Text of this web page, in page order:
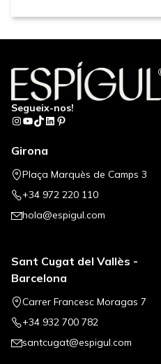
Segueix-nos!
Instagram
YouTube
TikTok
LinkedIn
Pinterest
Girona
Plaça Marquès de Camps 3
+34 972 220 110
hola@espigul.com
Sant Cugat del Vallès -
Barcelona
Carrer Francesc Moragas 7
+34 932 700 782
santcugat@espigul.com